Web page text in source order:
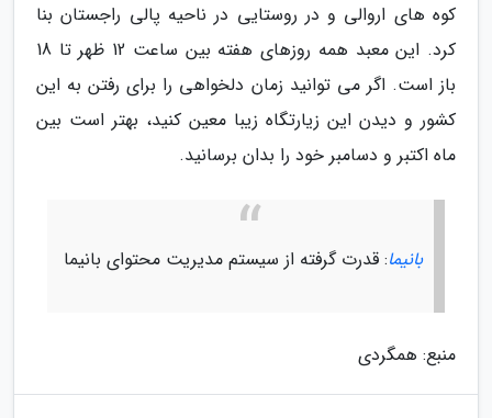
کوه های اروالی و در روستایی در ناحیه پالی راجستان بنا
کرد. این معبد همه روزهای هفته بین ساعت 12 ظهر تا 18
باز است. اگر می توانید زمان دلخواهی را برای رفتن به این
کشور و دیدن این زیارتگاه زیبا معین کنید، بهتر است بین
ماه اکتبر و دسامبر خود را بدان برسانید.
بانیما: قدرت گرفته از سیستم مدیریت محتوای بانیما
منبع: همگردی